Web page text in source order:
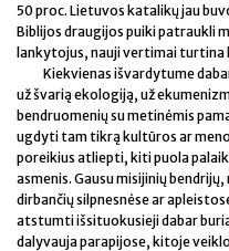
50 proc. Lietuvos katalikų jau
Biblijos draugijos puiki patraukli
lankytojus, nauji vertimai turtina
Kiekvienas išvardytume
už švarią ekologiją, už
bendruomenių su metinėmis
ugdyti tam tikrą kultūros ar
poreikius atliepti, kiti puola
asmenis. Gausu misijinių
dirbančių silpnesnėse ar
atstumti išsituokusieji dabar
dalyvauja parapijose, kitoje